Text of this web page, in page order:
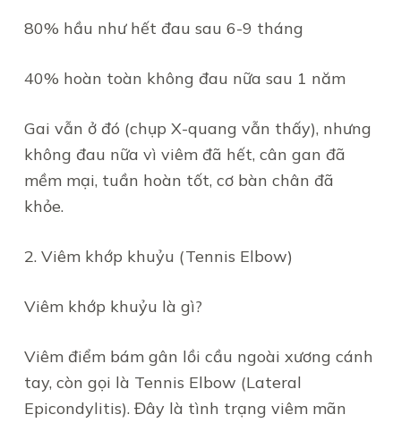
80% hầu như hết đau sau 6-9 tháng
40% hoàn toàn không đau nữa sau 1 năm
Gai vẫn ở đó (chụp X-quang vẫn thấy), nhưng
không đau nữa vì viêm đã hết, cân gan đã
mềm mại, tuần hoàn tốt, cơ bàn chân đã
khỏe.
2. Viêm khớp khuỷu (Tennis Elbow)
Viêm khớp khuỷu là gì?
Viêm điểm bám gân lồi cầu ngoài xương cánh
tay, còn gọi là Tennis Elbow (Lateral
Epicondylitis). Đây là tình trạng viêm mãn